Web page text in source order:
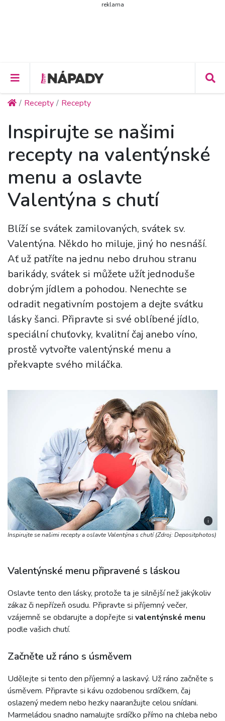
reklama
Recepty Recepty
Inspirujte se našimi
recepty na valentýnské
menu a oslavte
Valentýna s chutí
Blíží se svátek zamilovaných, svátek sv.
Valentýna. Někdo ho miluje, jiný ho nesnáší.
Ať už patříte na jednu nebo druhou stranu
barikády, svátek si můžete užít jednoduše
dobrým jídlem a pohodou. Nenechte se
odradit negativním postojem a dejte svátku
lásky šanci. Připravte si své oblíbené jídlo,
speciální chuťovky, kvalitní čaj anebo víno,
prostě vytvořte valentýnské menu a
překvapte svého miláčka.
i
Inspirujte se našimi recepty a oslavte Valentýna s chutí (Zdroj: Depositphotos)
Valentýnské menu připravené s láskou
Oslavte tento den lásky, protože ta je silnější než jakýkoliv
zákaz či nepřízeň osudu. Připravte si příjemný večer,
vzájemně se obdarujte a dopřejte si valentýnské menu
podle vašich chutí.
Začněte už ráno s úsměvem
Udělejte si tento den příjemný a laskavý. Už ráno začněte s
úsměvem. Připravte si kávu ozdobenou srdíčkem, čaj
oslazený medem nebo hezky naaranžujte celou snídani.
Marmeládou snadno namalujte srdíčko přímo na chleba nebo